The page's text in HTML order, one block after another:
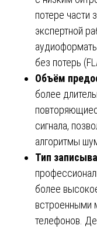
потере части
экспертной
без потерь
Объём
более
сигнала,
алгоритмы
Тип
более
встроенными
телефонов.